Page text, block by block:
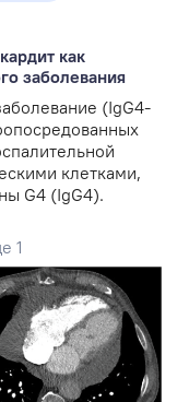
как
заболевания
(IgG4-
клетками,
G4 (IgG4).
1